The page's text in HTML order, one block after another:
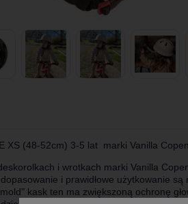
XS (48-52cm) 3-5 lat marki Vanilla
i wrotkach marki Vanilla
i prawidłowe użytkowanie
kask ten ma zwiększoną ochronę